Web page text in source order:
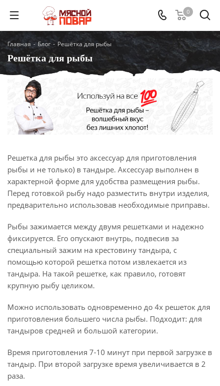
0
Главная - Блог - Решётка для рыбы
Решётка для рыбы
Решетка для рыбы это аксессуар для приготовления
рыбы и не только) в тандыре. Аксессуар выполнен в
характерной форме для удобства размещения рыбы.
Перед готовкой рыбу надо разместить внутри изделия,
предварительно использовав необходимые приправы.
Рыбы зажимается между двумя решетками и надежно
фиксируется. Его опускают внутрь, подвесив за
специальный зажим на крестовину тандыра, с
помощью которой решетка потом извлекается из
тандыра. На такой решетке, как правило, готовят
крупную рыбу целиком.
Можно использовать одновременно до 4х решеток для
приготовления большего числа рыбы. Подходит: для
тандыров средней и большой категории.
Время приготовления 7-10 минут при первой загрузке в
тандыр. При второй загрузке время увеличивается в 2
раза.